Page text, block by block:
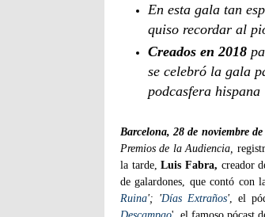
En esta gala tan
quiso recordar al
Creados en 2018
se celebró la gala
podcasfera hispana
Barcelona, 28 de noviembre
Premios de la Audiencia,
la tarde,Luis Fabra, creador
de galardones, que contó con
Ruina'; 'Días Extraños', el